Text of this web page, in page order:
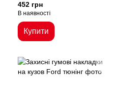
452 грн
В наявності
Купити